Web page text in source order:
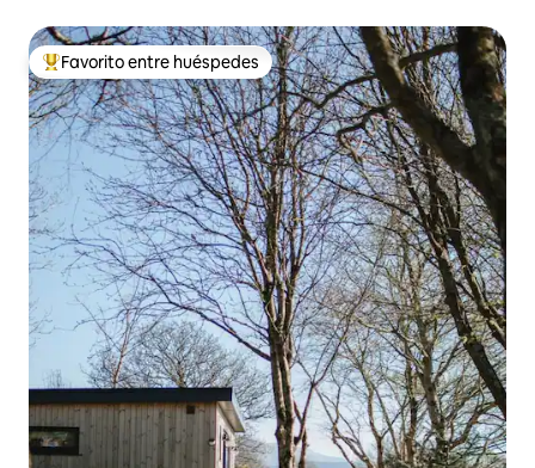
Favorito entre huéspedes preferido
Favorito entre huéspedes